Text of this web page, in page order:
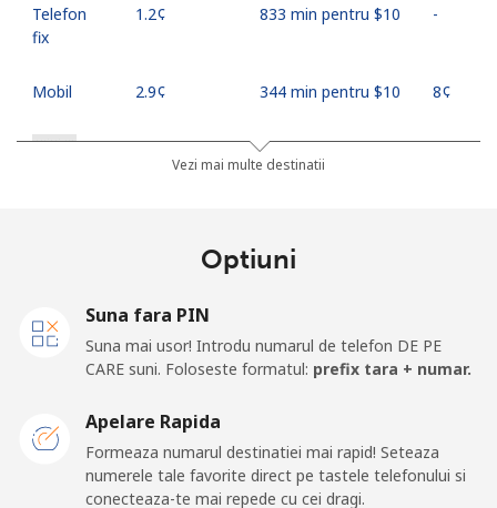
Telefon
fix
⁦1.2¢⁩ 833 min pentru ⁦$10⁩ -
Mobil ⁦2.9¢⁩ 344 min pentru ⁦$10⁩ ⁦8¢⁩
Russia
Rwanda
fix
⁦33.9¢⁩ 29 min pentru ⁦$10⁩ -
Vezi mai multe destinatii
Optiuni
Suna fara PIN
Suna mai usor! Introdu numarul de telefon DE PE
CARE suni. Foloseste formatul: prefix tara + numar.
Apelare Rapida
Formeaza numarul destinatiei mai rapid! Seteaza
numerele tale favorite direct pe tastele telefonului si
conecteaza-te mai repede cu cei dragi.